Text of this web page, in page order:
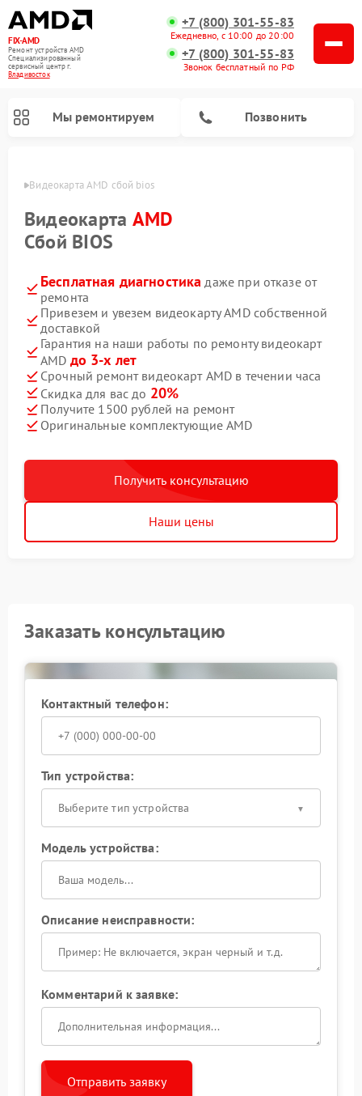
FIX-AMD
Ремонт устройств AMD
Специализированный
cервисный центр г.
Владивосток
+7 (800) 301-55-83
Ежедневно, с 10:00 до 20:00
+7 (800) 301-55-83
Звонок бесплатный по РФ
Мы ремонтируем Позвонить
Видеокарта AMD сбой bios
Видеокарта AMD
Сбой BIOS
Бесплатная диагностика даже при отказе от
ремонта
Привезем и увезем видеокарту AMD собственной
доставкой
Гарантия на наши работы по ремонту видеокарт
AMD до 3-х лет
Срочный ремонт видеокарт AMD в течении часа
Скидка для вас до 20%
Получите 1500 рублей на ремонт
Оригинальные комплектующие AMD
Получить консультацию
Наши цены
Заказать консультацию
Контактный телефон:
Тип устройства:
Выберите тип устройства
Модель устройства:
Описание неисправности:
Комментарий к заявке:
Отправить заявку